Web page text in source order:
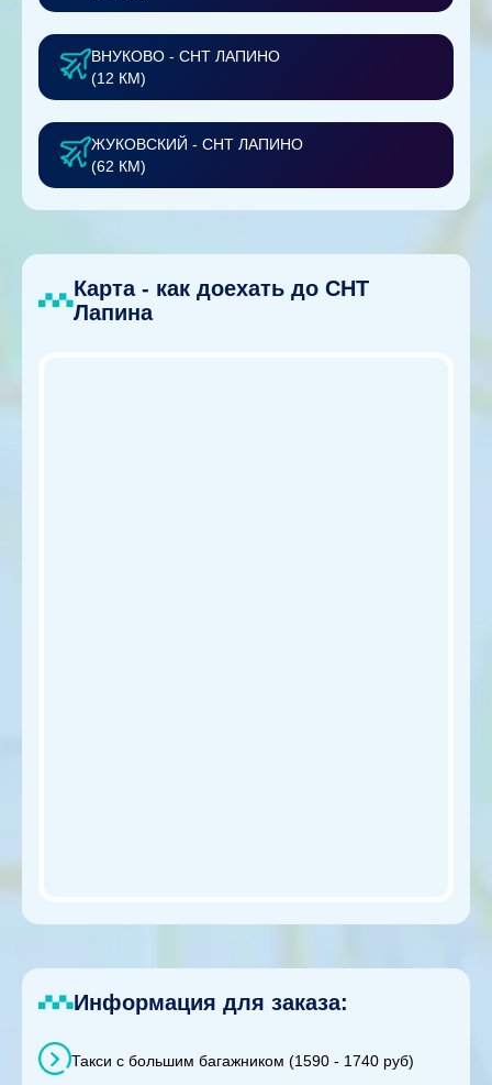
ВНУКОВО - СНТ ЛАПИНО
(12 КМ)
ЖУКОВСКИЙ - СНТ ЛАПИНО
(62 КМ)
Карта - как доехать до СНТ
Лапина
Информация для заказа:
Такси с большим багажником (1590 - 1740 руб)